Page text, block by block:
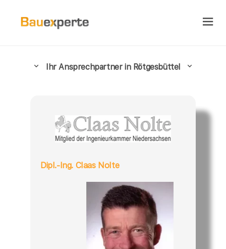
Ihr Ansprechpartner in Rötgesbüttel
Dipl.-Ing. Claas Nolte